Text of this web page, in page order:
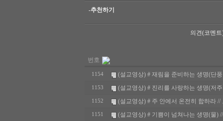
-추천하기
의견(코멘
번호
1154 (설교영상) # 재림을 준비하는 생명(단
1153 (설교영상) # 진리를 사랑하는 생명(저
1152 (설교영상) # 주 안에서 온전히 합하라 //
1151 (설교영상) # 기쁨이 넘쳐나는 생명(물)